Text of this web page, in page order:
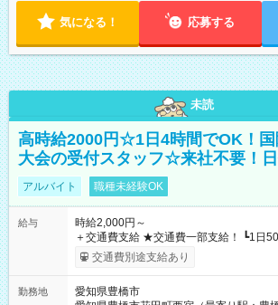
気になる！ 応募する
未読
高時給2000円☆1日4時間でOK！国
大会の受付スタッフ☆来社不要！
アルバイト 職種未経験OK
給与
時給2,000円～
＋交通費支給 ★交通費一部支給！ ┗1日500円を超えた分は全額
支給！ ※往復500円以内の方は自己負担となり
OK！（規定あり） ┗働いたその日に現金
期間なし
交通費別途支給あり
勤務地
愛知県豊橋市